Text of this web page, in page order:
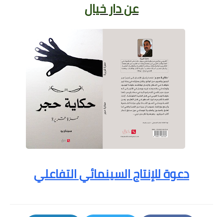
عن دار خيال
دعوة للإنتاج السينمائي التفاعلي